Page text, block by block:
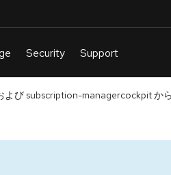
よび subscription-managercockpit か